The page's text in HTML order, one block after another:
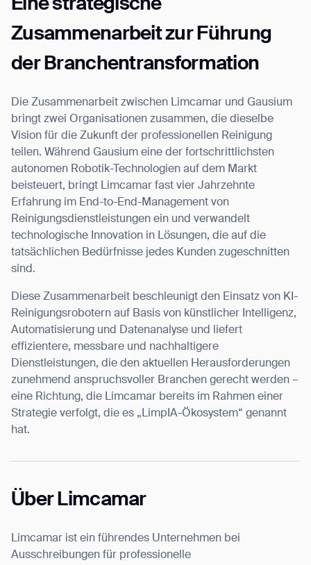
Eine strategische
Zusammenarbeit zur Führung
der Branchentransformation
Die Zusammenarbeit zwischen Limcamar und Gausium
bringt zwei Organisationen zusammen, die dieselbe
Vision für die Zukunft der professionellen Reinigung
teilen. Während Gausium eine der fortschrittlichsten
autonomen Robotik-Technologien auf dem Markt
beisteuert, bringt Limcamar fast vier Jahrzehnte
Erfahrung im End-to-End-Management von
Reinigungsdienstleistungen ein und verwandelt
technologische Innovation in Lösungen, die auf die
tatsächlichen Bedürfnisse jedes Kunden zugeschnitten
sind.
Diese Zusammenarbeit beschleunigt den Einsatz von KI-
Reinigungsrobotern auf Basis von künstlicher Intelligenz,
Automatisierung und Datenanalyse und liefert
effizientere, messbare und nachhaltigere
Dienstleistungen, die den aktuellen Herausforderungen
zunehmend anspruchsvoller Branchen gerecht werden –
eine Richtung, die Limcamar bereits im Rahmen einer
Strategie verfolgt, die es „LimpIA-Ökosystem“ genannt
hat.
Über Limcamar
Limcamar ist ein führendes Unternehmen bei
Ausschreibungen für professionelle